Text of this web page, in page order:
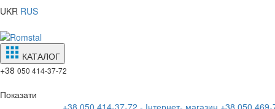
UKR RUS
КАТАЛОГ
+38 050 414-37-72
Показати
+38 050 414-37-72 - Інтернет- магазин +38 050